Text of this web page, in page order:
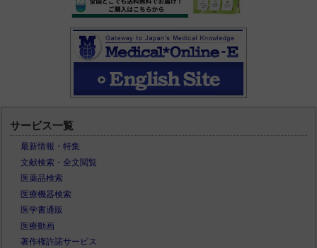
サービス一覧
最新情報・特集
文献検索・全文閲覧
医薬品検索
医療機器検索
医学書通販
医療動画
著作権許諾サービス